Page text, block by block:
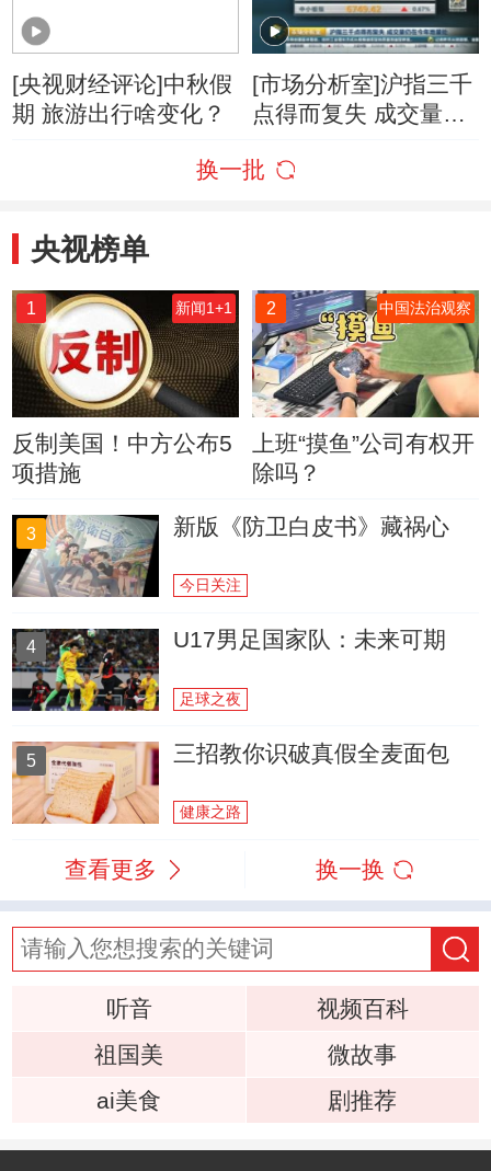
[央视财经评论]中秋假
期 旅游出行啥变化？
[市场分析室]沪指三千
点得而复失 成交量仍
换一批
央视榜单
1 新闻1+1
反制美国！中方公布5
项措施
2 中国法治观察
上班“摸鱼”公司有权开
除吗？
3 新版《防卫白皮书》藏祸心
今日关注
4 U17男足国家队：未来可期
足球之夜
5 三招教你识破真假全麦面包
健康之路
查看更多 换一换
听音
视频百科
祖国美
微故事
ai美食
剧推荐